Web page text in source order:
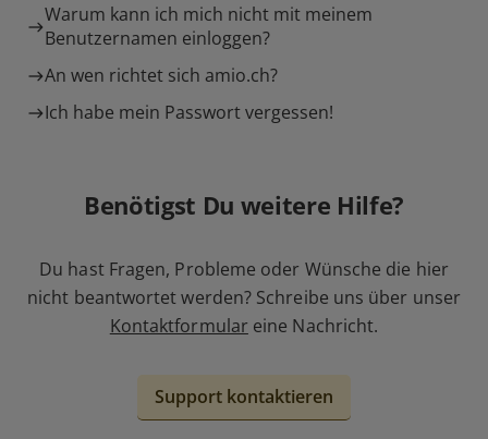
Warum kann ich mich nicht mit meinem
Benutzernamen einloggen?
An wen richtet sich amio.ch?
Ich habe mein Passwort vergessen!
Benötigst Du weitere Hilfe?
Du hast Fragen, Probleme oder Wünsche die hier
nicht beantwortet werden? Schreibe uns über unser
Kontaktformular eine Nachricht.
Support kontaktieren